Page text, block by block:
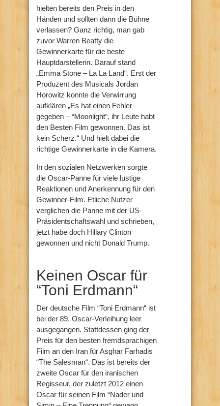
hielten bereits den Preis in den
Händen und sollten dann die Bühne
verlassen? Ganz richtig, man gab
zuvor Warren Beatty die
Gewinnerkarte für die beste
Hauptdarstellerin. Darauf stand
„Emma Stone – La La Land“. Erst der
Produzent des Musicals Jordan
Horowitz konnte die Verwirrung
aufklären „Es hat einen Fehler
gegeben – “Moonlight“, ihr Leute habt
den Besten Film gewonnen. Das ist
kein Scherz.“ Und hielt dabei die
richtige Gewinnerkarte in die Kamera.
In den sozialen Netzwerken sorgte
die Oscar-Panne für viele lustige
Reaktionen und Anerkennung für den
Gewinner-Film. Etliche Nutzer
verglichen die Panne mit der US-
Präsidentschaftswahl und schrieben,
jetzt habe doch Hillary Clinton
gewonnen und nicht Donald Trump.
Keinen Oscar für
“Toni Erdmann“
Der deutsche Film “Toni Erdmann“ ist
bei der 89. Oscar-Verleihung leer
ausgegangen. Stattdessen ging der
Preis für den besten fremdsprachigen
Film an den Iran für Asghar Farhadis
“The Salesman“. Das ist bereits der
zweite Oscar für den iranischen
Regisseur, der zuletzt 2012 einen
Oscar für seinen Film “Nader und